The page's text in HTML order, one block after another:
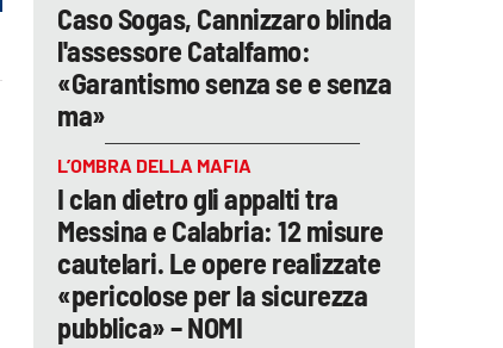
Caso Sogas, Cannizzaro blinda
l'assessore Catalfamo:
«Garantismo senza se e senza
ma»
L’OMBRA DELLA MAFIA
I clan dietro gli appalti tra
Messina e Calabria: 12 misure
cautelari. Le opere realizzate
«pericolose per la sicurezza
pubblica» – NOMI